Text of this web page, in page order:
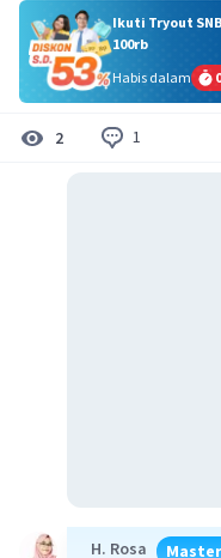
Ikuti Tryout
100rb
Habis dalam
2 1
H. Rosa